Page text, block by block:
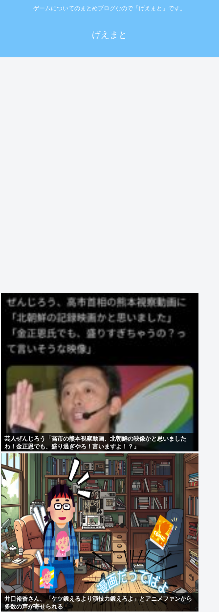
ゲームについてのまとめブログなので「げえまと」です。
げえまと
芸人ぜんじろう「高市の熊本視察動画、北朝鮮の映像かと思いました
わ！金正恩でも、盛り過ぎやろ！言いますよ！？」
井口裕香さん、「ケツ鍛えるより演技力鍛えろよ」とアニメファンから
多数の声が寄せられる